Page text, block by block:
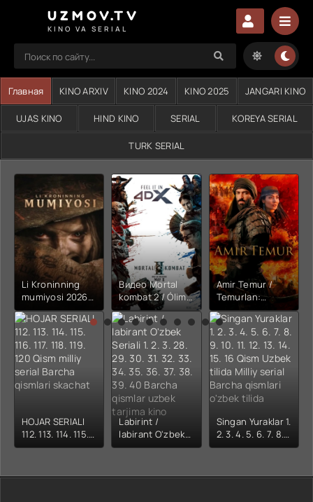
UZMOV.TV
KINO VA SERIAL
Главная KINO ARXIV KINO 2024 KINO 2025 JANGARI KINO
UJAS KINO HIND KINO SERIAL KOREYA SERIAL
TURK SERIAL
Li Kroninning
mumiyosi 2026
(uzbek tilida
kino) tarjima HD
skachat
Видео Mortal
kombat 2 / Ólim
jangi 2 (2026)
Uzbek tilida
Amir Temur /
Temurlan:
Fathchining
yuksalishi
Premyera Netflix
filmi Uzbek tilida
O'zbekcha 2026
tarjima kino Full
HD tas-ix
skachat
HOJAR SERIALI
112. 113. 114. 115.
116. 117. 118. 119.
Labirint /
labirant O'zbek
Seriali 1. 2. 3. 28.
Singan Yuraklar 1.
2. 3. 4. 5. 6. 7. 8.
9. 10. 11. 12. 13. 14.